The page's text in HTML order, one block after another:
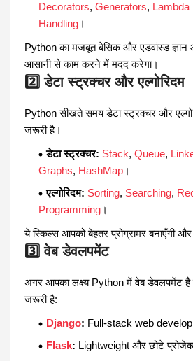
Decorators, Generators, Lambda
Handling ।
Python का मजबूत बेसिक और एडवांस्ड
आसानी से काम करने में मदद करेगा।
2️⃣ डेटा स्ट्रक्चर और एल्गोरिदम
Python सीखते समय डेटा स्ट्रक्चर और
जरूरी है।
डेटा स्ट्रक्चर: Stack, Queue,
Graphs, HashMap ।
एल्गोरिदम: Sorting, Searching,
Programming ।
ये स्किल्स आपको बेहतर प्रोग्रामर बनाएँगी
3️⃣ वेब डेवलपमेंट
अगर आपका लक्ष्य Python में वेब डेवलपमेंट है
जरूरी है:
Django: Full-stack web
Flask: Lightweight और छोटे